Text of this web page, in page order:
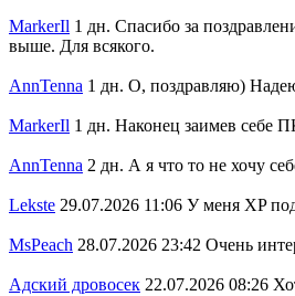
MarkerIl 1 дн. Спасибо за
выше. Для всякого.
AnnTenna 1 дн. О, поздравляю)
MarkerIl 1 дн. Наконец заимев себе
AnnTenna 2 дн. А я что то не хочу
Lekste 29.07.2026 11:06 У меня XP
MsPeach 28.07.2026 23:42 Очень
Адский дровосек 22.07.2026 08:26